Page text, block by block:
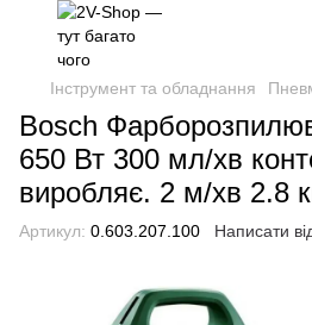
Інструмент та обладнання
Bosch
650 Вт 300 мл/хв
виробляє. 2 м/хв 2.8
Артикул: 0.603.207.100 Написати